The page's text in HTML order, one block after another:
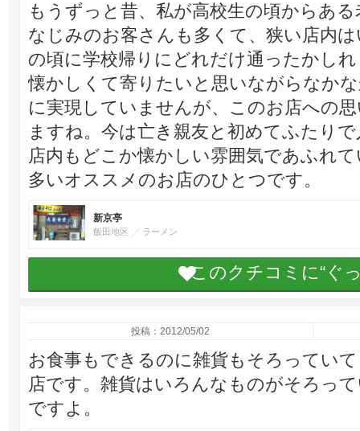
もうずっと昔、私が高校生の頃からあ
なじみのお客さんも多くて、狭い店内
の頃に学校帰りにどれだけ通ったかし
懐かしくて寄りたいと思いながらなか
に実現していませんが、このお店への
ますね。今は亡き親友と初めてふたり
店内もどこか懐かしい雰囲気であふれ
多いオススメのお店のひとつです。
新京亭
飯田地区 ラーメン
このクチコミに“ぐ
投稿：2012/05/02
お食事もできるのに雑貨もそろってい
店です。雑貨はいろんなものがそろっ
ですよ。